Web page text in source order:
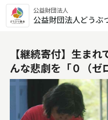
公益財団法人
公益財団法人どうぶ
【継続寄付】生ま
んな悲劇を「０（ゼ